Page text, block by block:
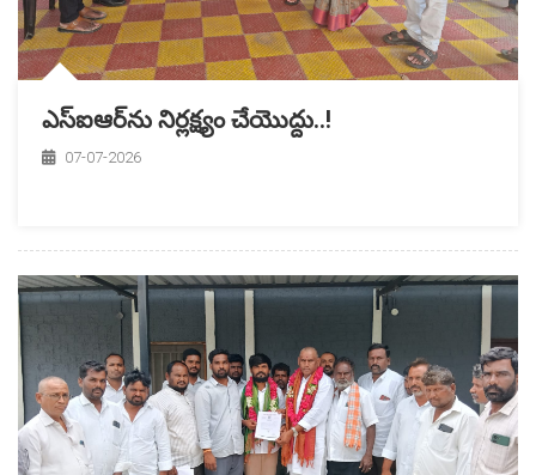
ఎస్ఐఆర్‌ను నిర్లక్ష్యం చేయొద్దు..!
07-07-2026